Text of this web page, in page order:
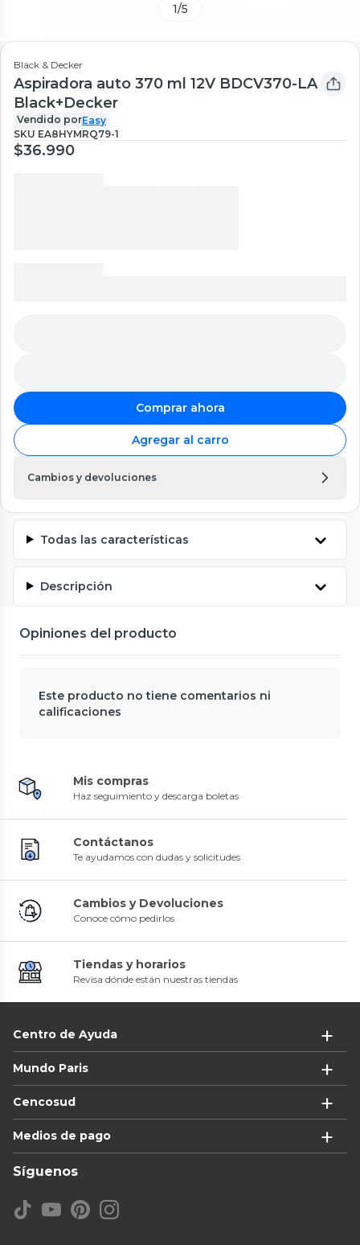
1/5
Black & Decker
Aspiradora auto 370 ml 12V BDCV370-LA
Black+Decker
Vendido porEasy
SKU EA8HYMRQ79-1
$36.990
Comprar ahora
Agregar al carro
Cambios y devoluciones
Todas las características
Descripción
Opiniones del producto
Este producto no tiene comentarios ni
calificaciones
Mis compras
Haz seguimiento y descarga boletas
Contáctanos
Te ayudamos con dudas y solicitudes
Cambios y Devoluciones
Conoce cómo pedirlos
Tiendas y horarios
Revisa dónde están nuestras tiendas
Centro de Ayuda
Mundo Paris
Cencosud
Medios de pago
Síguenos